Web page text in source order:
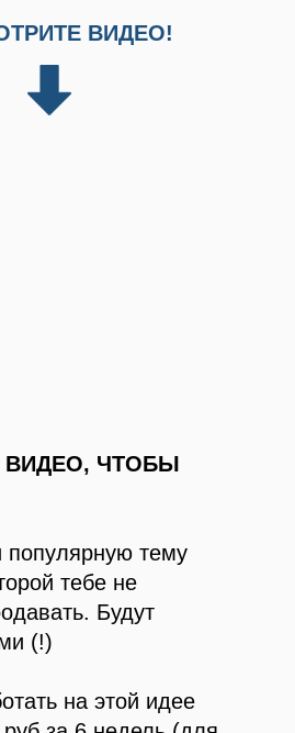
ВИДЕО, ЧТОБЫ
популярную тему
тебе не
Будут
(!)
на этой идее
ВИДЕО!